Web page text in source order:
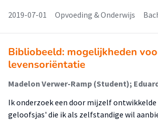
2019-07-01
Opvoeding & Onderwijs
Bibliobeeld: mogelijkheden
levensoriëntatie
Ik onderzoek een door mijzelf
geloofsjas' die ik als zelfstandige wil